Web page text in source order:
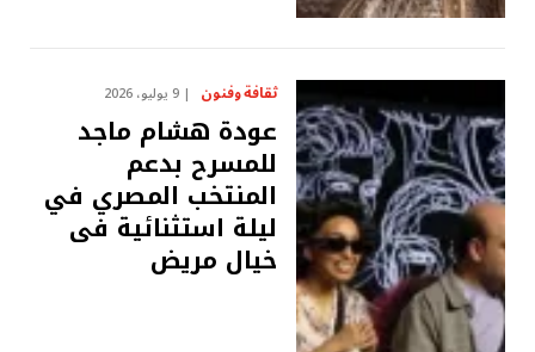
ثقافة وفنون 9 يوليو، 2026
عودة هشام ماجد
للمسرح بدعم
المنتخب المصري في
ليلة استثنائية فى
خيال مريض